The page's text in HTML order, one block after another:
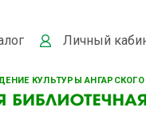
КУЛЬТУРЫ АНГАРСКОГО
Личный